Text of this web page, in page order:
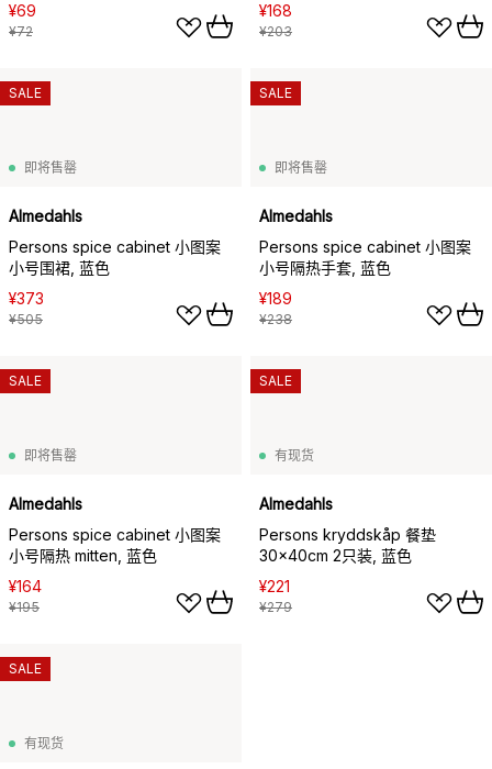
¥69
¥72
¥168
¥203
即将售罄
Almedahls
Persons spice cabinet 小图案
小号围裙, 蓝色
¥373
¥505
SALE
即将售罄
Almedahls
Persons spice cabinet 小图案
小号隔热手套, 蓝色
¥189
¥238
SALE
即将售罄
Almedahls
Persons spice cabinet 小图案
小号隔热 mitten, 蓝色
¥164
¥195
SALE
有现货
Almedahls
Persons kryddskåp 餐垫
30x40cm 2只装, 蓝色
¥221
¥279
SALE
有现货
SALE